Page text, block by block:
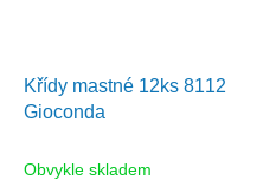
Křídy mastné 12ks 8112
Gioconda
Obvykle skladem